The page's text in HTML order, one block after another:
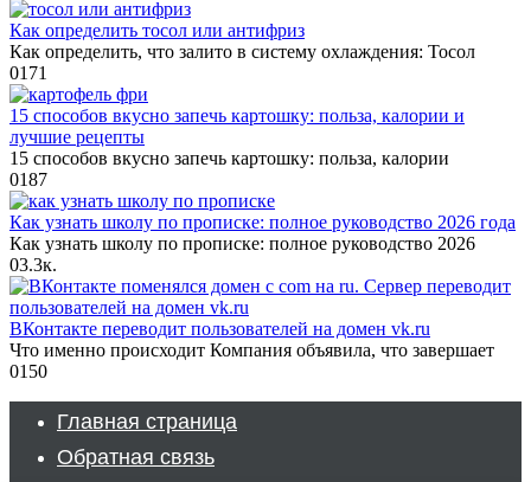
Как определить тосол или антифриз
Как определить, что залито в систему охлаждения: Тосол
0171
15 способов вкусно запечь картошку: польза, калории и
лучшие рецепты
15 способов вкусно запечь картошку: польза, калории
0187
Как узнать школу по прописке: полное руководство 2026 года
Как узнать школу по прописке: полное руководство 2026
03.3к.
ВКонтакте переводит пользователей на домен vk.ru
Что именно происходит Компания объявила, что завершает
0150
Главная страница
Обратная связь